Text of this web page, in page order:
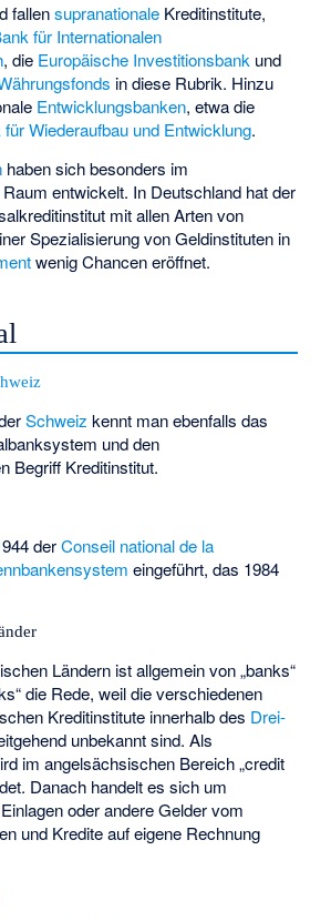
fallensupranationale Kreditinstitute,
für Internationalen
, die Europäische Investitionsbank und
in diese Rubrik. Hinzu
Entwicklungsbanken, etwa die
Wiederaufbau und Entwicklung.
haben sich besonders im
entwickelt. In Deutschland hat der
mit allen Arten von
Spezialisierung von Geldinstituten in
wenig Chancen eröffnet.
Schweiz kennt man ebenfalls das
und den
Begriff Kreditinstitut.
derConseil national de la
eingeführt, das 1984
Ländern ist allgemein von „banks“
die Rede, weil die verschiedenen
Kreditinstitute innerhalb des Drei-
unbekannt sind. Als
im angelsächsischen Bereich „credit
Danach handelt es sich um
oder andere Gelder vom
und Kredite auf eigene Rechnung